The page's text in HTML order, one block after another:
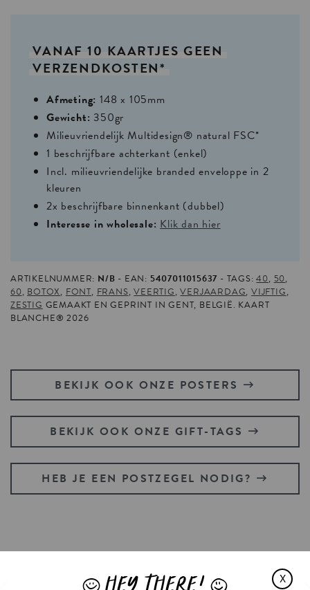
VANAF 10 KAARTJES GEEN
VERZENDKOSTEN*
Afmeting: 148 x 105mm
Gewicht: 350gr
Milieuvriendelijk Multidesign® natural FSC*
1 beschrijfbare achterkant (enkel)
Incl. milieuvriendelijke branded enveloppe in 2
kleuren
2x beschrijfbare binnenkant (dubbel)
Interesse in wholesale: Klik dan hier
ARTIKELNUMMER: N/B EAN: 5407011015637 TAGS:40, 50,
60, BOTOX, FONT, FRANS,VEERTIG,VERJAARDAG,VIJFTIG,
ZESTIG GEMAAKT EN GEPRINT IN GENT, BELGIË. KAART
BLANCHE® 2026
BEKIJK OOK ONZE POSTERS
BEKIJK OOK ONZE GIFT-TAGS
HEB JE EEN POSTZEGEL NODIG?
HE SAW X
HEY THERE!